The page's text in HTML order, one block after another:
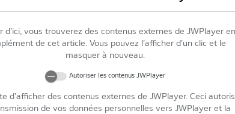
d’ici, vous trouverez des contenus externes de JWPlayer en
de cet article. Vous pouvez l’afficher d’un clic et le
masquer à nouveau.
Autoriser les contenus JWPlayer
d’afficher des contenus externes de JWPlayer. Ceci
de vos données personnelles vers JWPlayeret la